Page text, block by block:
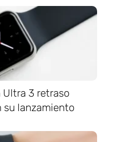
3 retraso
su lanzamiento